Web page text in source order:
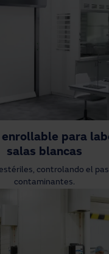
para
salas blancas
controlando el
contaminantes.